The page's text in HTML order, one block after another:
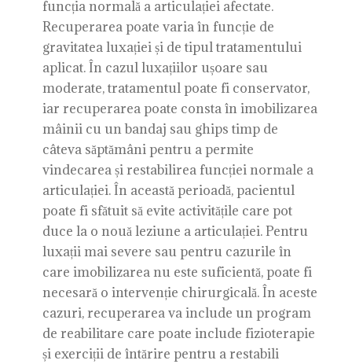
funcția normală a articulației afectate.
Recuperarea poate varia în funcție de
gravitatea luxației și de tipul tratamentului
aplicat. În cazul luxațiilor ușoare sau
moderate, tratamentul poate fi conservator,
iar recuperarea poate consta în imobilizarea
mâinii cu un bandaj sau ghips timp de
câteva săptămâni pentru a permite
vindecarea și restabilirea funcției normale a
articulației. În această perioadă, pacientul
poate fi sfătuit să evite activitățile care pot
duce la o nouă leziune a articulației. Pentru
luxații mai severe sau pentru cazurile în
care imobilizarea nu este suficientă, poate fi
necesară o intervenție chirurgicală. În aceste
cazuri, recuperarea va include un program
de reabilitare care poate include fizioterapie
și exerciții de întărire pentru a restabili